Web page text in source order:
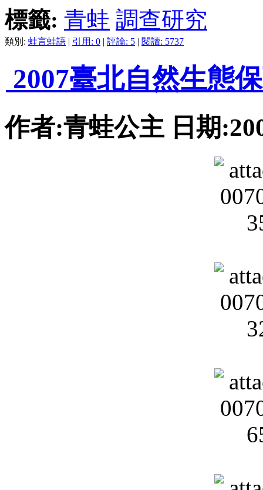
標籤: 青蛙 調查研究
類別: 蛙言蛙語 | 引用: 0 | 評論: 5 | 閱讀: 5737
2007臺北自然生態
作者:青蛙公主 日期